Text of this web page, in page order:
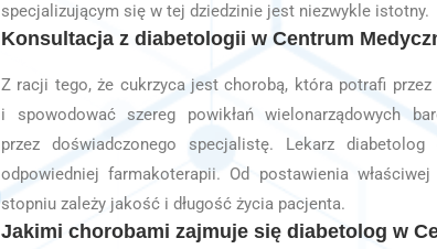
specjalizującym się w tej dziedzinie jest niezwykle istotny.
Konsultacja z diabetologii w Centrum
Z racji tego, że cukrzyca jest chorobą, która potrafi
i spowodować szereg powikłań wielonarządowych
przez doświadczonego specjalistę. Lekarz
odpowiedniej farmakoterapii. Od postawienia
stopniu zależy jakość i długość życia pacjenta.
Jakimi chorobami zajmuje się diabetolog w